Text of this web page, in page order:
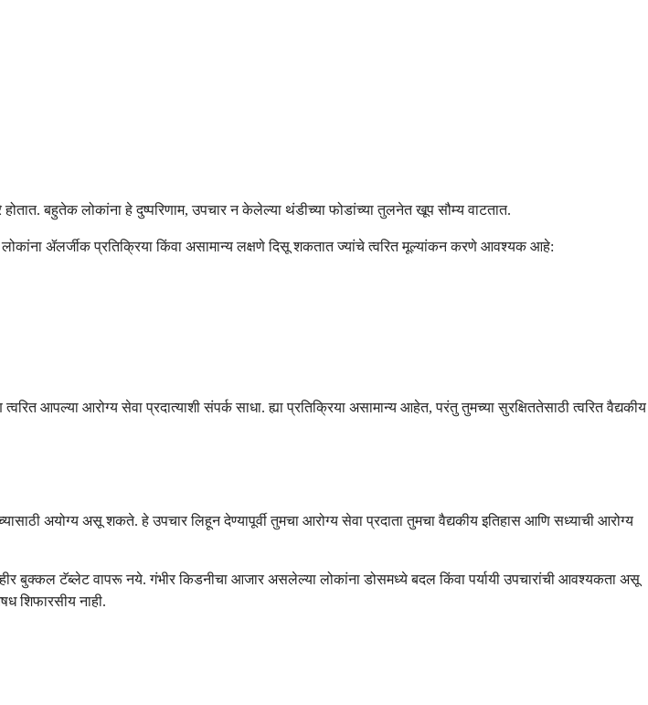
बहुतेक लोकांना हे दुष्परिणाम, उपचार न केलेल्या थंडीच्या फोडांच्या तुलनेत खूप सौम्य वाटतात.
ॲलर्जीक प्रतिक्रिया किंवा असामान्य लक्षणे दिसू शकतात ज्यांचे त्वरित मूल्यांकन करणे आवश्यक आहे:
आपल्या आरोग्य सेवा प्रदात्याशी संपर्क साधा. ह्या प्रतिक्रिया असामान्य आहेत, परंतु तुमच्या सुरक्षिततेसाठी त्वरित वैद्यकीय
अयोग्य असू शकते. हे उपचार लिहून देण्यापूर्वी तुमचा आरोग्य सेवा प्रदाता तुमचा वैद्यकीय इतिहास आणि सध्याची आरोग्य
बुक्कल टॅब्लेट वापरू नये. गंभीर किडनीचा आजार असलेल्या लोकांना डोसमध्ये बदल किंवा पर्यायी उपचारांची आवश्यकता असू
शिफारसीय नाही.